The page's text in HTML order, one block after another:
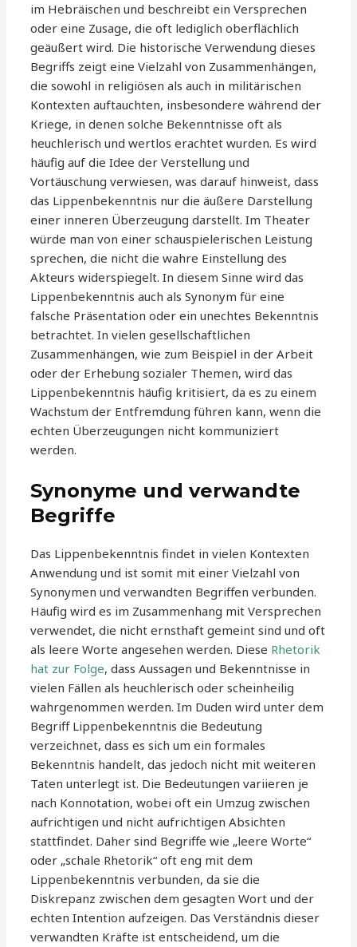
im Hebräischen und beschreibt ein Versprechen
oder eine Zusage, die oft lediglich oberflächlich
geäußert wird. Die historische Verwendung dieses
Begriffs zeigt eine Vielzahl von Zusammenhängen,
die sowohl in religiösen als auch in militärischen
Kontexten auftauchten, insbesondere während der
Kriege, in denen solche Bekenntnisse oft als
heuchlerisch und wertlos erachtet wurden. Es wird
häufig auf die Idee der Verstellung und
Vortäuschung verwiesen, was darauf hinweist, dass
das Lippenbekenntnis nur die äußere Darstellung
einer inneren Überzeugung darstellt. Im Theater
würde man von einer schauspielerischen Leistung
sprechen, die nicht die wahre Einstellung des
Akteurs widerspiegelt. In diesem Sinne wird das
Lippenbekenntnis auch als Synonym für eine
falsche Präsentation oder ein unechtes Bekenntnis
betrachtet. In vielen gesellschaftlichen
Zusammenhängen, wie zum Beispiel in der Arbeit
oder der Erhebung sozialer Themen, wird das
Lippenbekenntnis häufig kritisiert, da es zu einem
Wachstum der Entfremdung führen kann, wenn die
echten Überzeugungen nicht kommuniziert
werden.
Synonyme und verwandte
Begriffe
Das Lippenbekenntnis findet in vielen Kontexten
Anwendung und ist somit mit einer Vielzahl von
Synonymen und verwandten Begriffen verbunden.
Häufig wird es im Zusammenhang mit Versprechen
verwendet, die nicht ernsthaft gemeint sind und oft
als leere Worte angesehen werden. Diese Rhetorik
hat zur Folge, dass Aussagen und Bekenntnisse in
vielen Fällen als heuchlerisch oder scheinheilig
wahrgenommen werden. Im Duden wird unter dem
Begriff Lippenbekenntnis die Bedeutung
verzeichnet, dass es sich um ein formales
Bekenntnis handelt, das jedoch nicht mit weiteren
Taten unterlegt ist. Die Bedeutungen variieren je
nach Konnotation, wobei oft ein Umzug zwischen
aufrichtigen und nicht aufrichtigen Absichten
stattfindet. Daher sind Begriffe wie „leere Worte“
oder „schale Rhetorik“ oft eng mit dem
Lippenbekenntnis verbunden, da sie die
Diskrepanz zwischen dem gesagten Wort und der
echten Intention aufzeigen. Das Verständnis dieser
verwandten Kräfte ist entscheidend, um die